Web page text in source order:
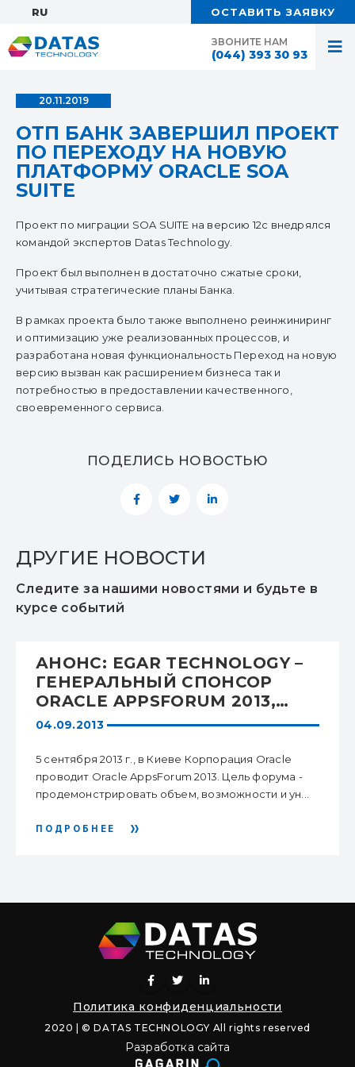
ЗВОНИТЕ НАМ
(044) 393 30 93
RU: ОСТАВИТЬ ЗАЯВКУ
20.11.2019
ОТП БАНК ЗАВЕРШИЛ ПРОЕКТ
ПО ПЕРЕХОДУ НА НОВУЮ
ПЛАТФОРМУ ORACLE SOA
SUITE
Проект по миграции SOA SUITE на версию 12с внедрялся
командой экспертов Datas Technology.
Проект был выполнен в достаточно сжатые сроки,
учитывая стратегические планы Банка.
В рамках проекта было также выполнено реинжиниринг
и оптимизацию уже реализованных процессов, и
разработана новая функциональность Переход на новую
версию вызван как расширением бизнеса так и
потребностью в предоставлении качественного,
своевременного сервиса.
ПОДЕЛИСЬ НОВОСТЬЮ
ДРУГИЕ НОВОСТИ
Следите за нашими новостями и будьте в
курсе событий
04.09.2013
АНОНС: EGAR TECHNOLOGY –
ГЕНЕРАЛЬНЫЙ СПОНСОР
ORACLE APPSFORUM 2013,
КОТОРЫЙ ПРОХОДИТ В
5 сентября 2013 г., в Киеве Корпорация Oracle
проводит Oracle AppsForum 2013. Цель форума -
продемонстрировать объем, возможности и ун...
ПОДРОБНЕЕ
Политика конфиденциальности
2020 | © DATAS TECHNOLOGY All rights reserved
Разработка сайта